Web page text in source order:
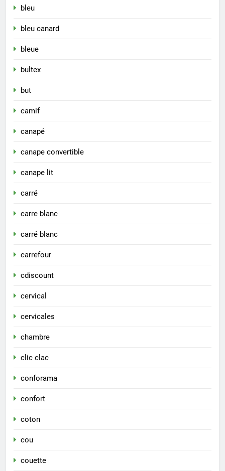
bleu
bleu canard
bleue
bultex
but
camif
canapé
canape convertible
canape lit
carré
carre blanc
carré blanc
carrefour
cdiscount
cervical
cervicales
chambre
clic clac
conforama
confort
coton
cou
couette